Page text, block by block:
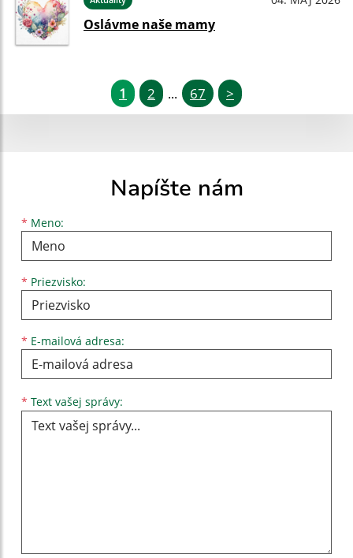
Oslávme naše mamy
1 2 ... 67 >
Napíšte nám
* Meno:
Meno
* Priezvisko:
Priezvisko
* E-mailová adresa:
E-mailová adresa
* Text vašej správy: